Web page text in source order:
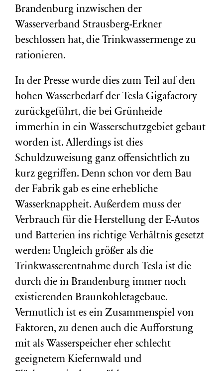
Brandenburg inzwischen der
Wasserverband Strausberg-Erkner
beschlossen hat, die Trinkwassermenge zu
rationieren.
In der Presse wurde dies zum Teil auf den
hohen Wasserbedarf der Tesla Gigafactory
zurückgeführt, die bei Grünheide
immerhin in ein Wasserschutzgebiet gebaut
worden ist. Allerdings ist dies
Schuldzuweisung ganz offensichtlich zu
kurz gegriffen. Denn schon vor dem Bau
der Fabrik gab es eine erhebliche
Wasserknappheit. Außerdem muss der
Verbrauch für die Herstellung der E-Autos
und Batterien ins richtige Verhältnis gesetzt
werden: Ungleich größer als die
Trinkwasserentnahme durch Tesla ist die
durch die in Brandenburg immer noch
existierenden Braunkohletagebaue.
Vermutlich ist es ein Zusammenspiel von
Faktoren, zu denen auch die Aufforstung
mit als Wasserspeicher eher schlecht
geeignetem Kiefernwald und